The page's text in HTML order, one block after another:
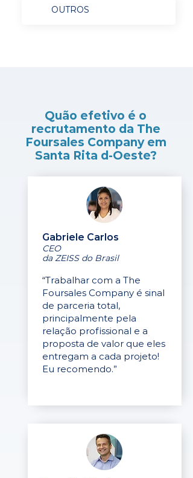
OUTROS
Quão efetivo é o
recrutamento da The
Foursales Company em
Santa Rita d-Oeste?
Gabriele Carlos
CEO
da ZEISS do Brasil
“Trabalhar com a The
Foursales Company é sinal
de parceria total,
principalmente pela
relação profissional e a
proposta de valor que eles
entregam a cada projeto!
Eu recomendo.”